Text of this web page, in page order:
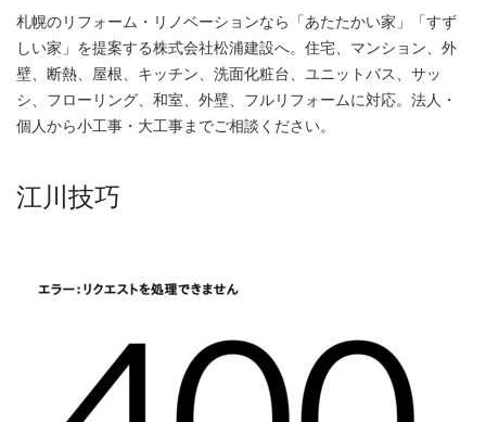
札幌のリフォーム・リノベーションなら「あたたかい家」「すず
しい家」を提案する株式会社松浦建設へ。住宅、マンション、外
壁、断熱、屋根、キッチン、洗面化粧台、ユニットバス、サッ
シ、フローリング、和室、外壁、フルリフォームに対応。法人・
個人から小工事・大工事までご相談ください。
江川技巧